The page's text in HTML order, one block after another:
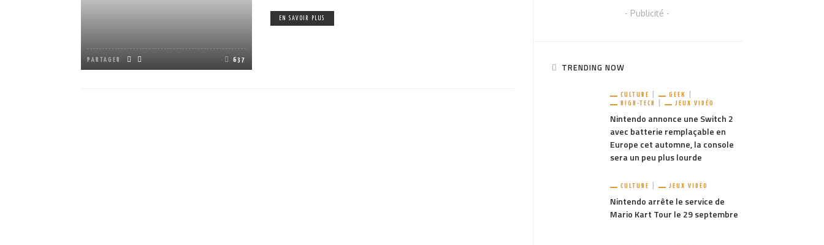
PARTAGER 637
EN SAVOIR PLUS - Publicité -
TRENDING NOW
CULTURE
GEEK
HIGH-TECH
JEUX VIDÉO
Nintendo annonce une Switch 2
avec batterie remplaçable en
Europe cet automne, la console
sera un peu plus lourde
CULTURE JEUX VIDÉO
Nintendo arrête le service de
Mario Kart Tour le 29 septembre